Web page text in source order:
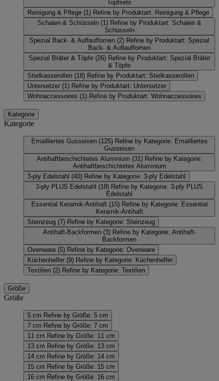
Topfsets
Reinigung & Pflege (1) Refine by Produktart: Reinigung & Pflege
Schalen & Schüsseln (1) Refine by Produktart: Schalen &
Schüsseln
Spezial Back- & Auflauffomen (2) Refine by Produktart: Spezial
Back- & Auflauffomen
Spezial Bräter & Töpfe (26) Refine by Produktart: Spezial Bräter
& Töpfe
Stielkasserollen (18) Refine by Produktart: Stielkasserollen
Untersetzer (1) Refine by Produktart: Untersetzer
Wohnaccessoires (1) Refine by Produktart: Wohnaccessoires
Kategorie
Kategorie
Emailliertes Gusseisen (125) Refine by Kategorie: Emailliertes
Gusseisen
Antihaftbeschichtetes Aluminium (31) Refine by Kategorie:
Antihaftbeschichtetes Aluminium
3-ply Edelstahl (40) Refine by Kategorie: 3-ply Edelstahl
3-ply PLUS Edelstahl (18) Refine by Kategorie: 3-ply PLUS
Edelstahl
Essential Keramik-Antihaft (15) Refine by Kategorie: Essential
Keramik-Antihaft
Steinzeug (7) Refine by Kategorie: Steinzeug
Antihaft-Backformen (3) Refine by Kategorie: Antihaft-
Backformen
Ovenware (5) Refine by Kategorie: Ovenware
Küchenhelfer (9) Refine by Kategorie: Küchenhelfer
Textilien (2) Refine by Kategorie: Textilien
Größe
Größe
5 cm Refine by Größe: 5 cm
7 cm Refine by Größe: 7 cm
11 cm Refine by Größe: 11 cm
13 cm Refine by Größe: 13 cm
14 cm Refine by Größe: 14 cm
15 cm Refine by Größe: 15 cm
16 cm Refine by Größe: 16 cm